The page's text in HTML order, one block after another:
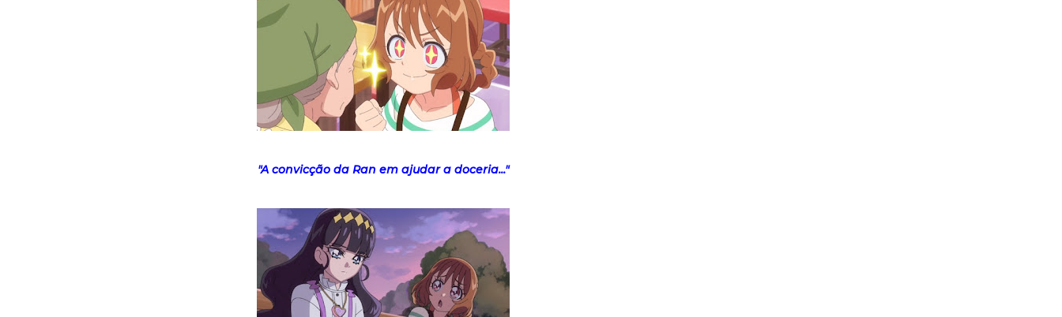
"A convicção da Ran em ajudar a doceria..."